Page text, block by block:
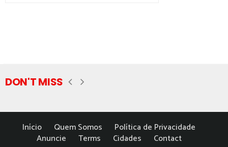
DON'T MISS
Início Quem Somos
Política de Privacidade
Anuncie
Terms Cidades Contact